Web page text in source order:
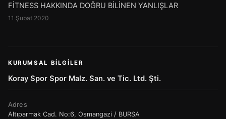
FİTNESS HAKKINDA DOĞRU BİLİNEN YANLIŞLAR
11 Şubat 2020
KURUMSAL BILGILER
Koray Spor Spor Malz. San. ve Tic. Ltd. Şti.
Adres
Altıparmak Cad. No:6, Osmangazi / BURSA